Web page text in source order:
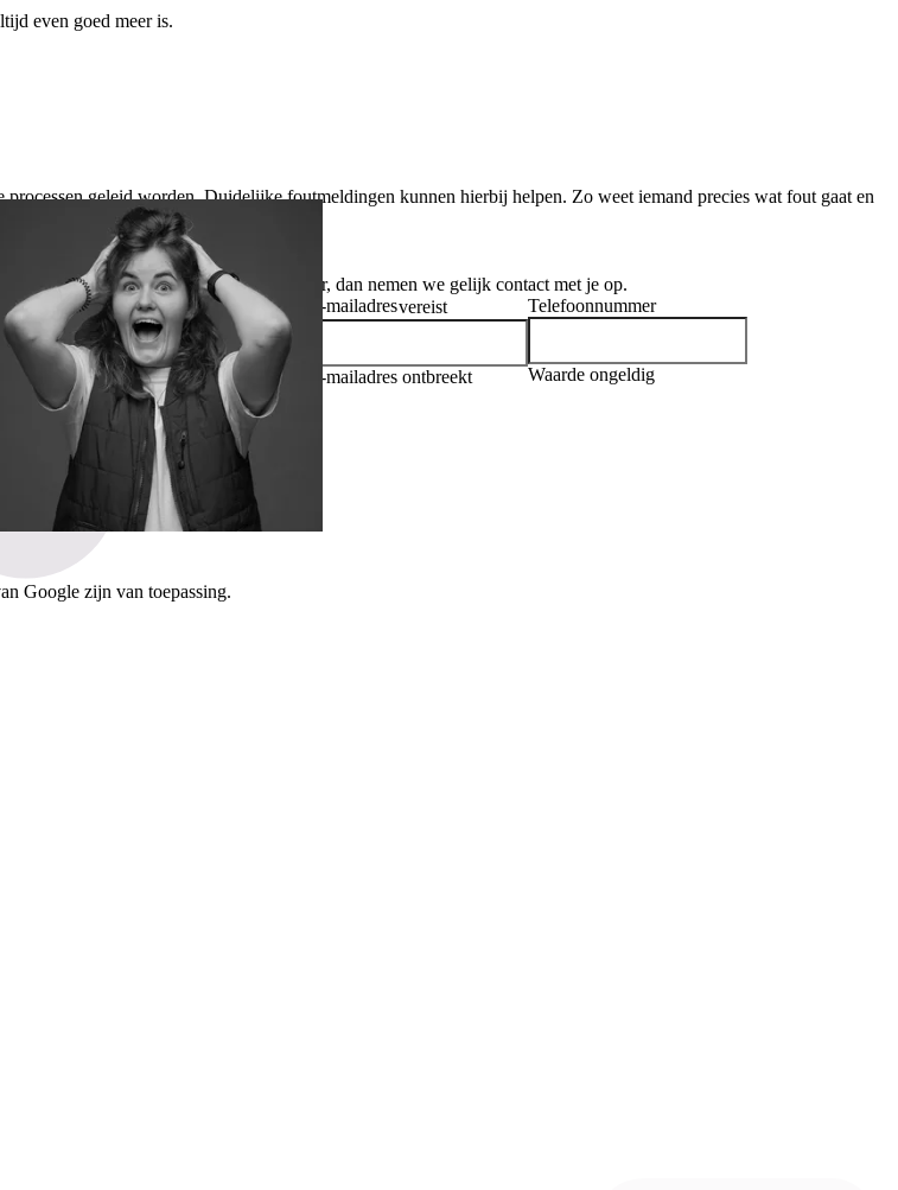
even goed meer is.
geleid worden. Duidelijke foutmeldingen kunnen hierbij helpen. Zo weet iemand precies wat fout gaat en
in het haar? Laat je gegevens achter, dan nemen we gelijk contact met je op.
Organisatie
Waarde ongeldig
E-mailadresvereist
E-mailadres ontbreekt
Telefoonnummer
Waarde ongeldig
Google zijn van toepassing.